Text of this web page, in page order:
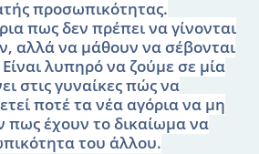
προσωπικότητας.
πως δεν πρέπει να γίνονται
αλλά να μάθουν να σέβονται
λυπηρό να ζούμε σε μία
στις γυναίκες πώς να
ποτέ τα νέα αγόρια να μη
πως έχουν το δικαίωμα να
του άλλου.